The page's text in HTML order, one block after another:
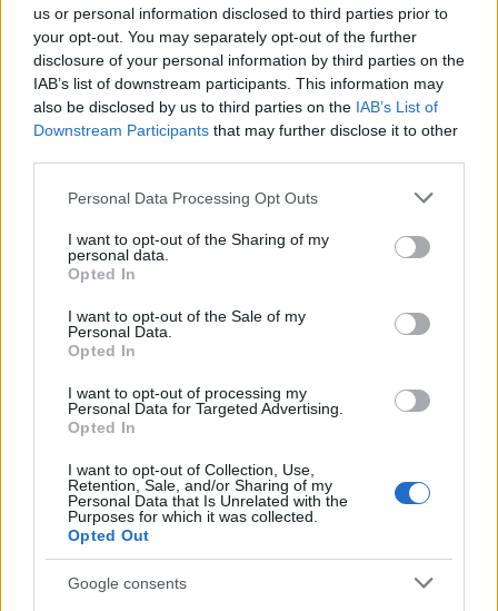
us or personal information disclosed to third parties prior to
your opt-out. You may separately opt-out of the further
disclosure of your personal information by third parties on the
IAB’s list of downstream participants. This information may
also be disclosed by us to third parties on the IAB’s List of
Downstream Participants that may further disclose it to other
Please note that this website/app uses one or more Google
not limited to your visit or usage behaviour. You may click to
grant or deny consent to Google and its third-party tags to
use your data for below specified purposes in below Google
consent section.
Personal Data Processing Opt Outs
I want to opt-out of the Sharing of my
personal data.
Opted In
I want to opt-out of the Sale of my
Personal Data.
Opted In
I want to opt-out of processing my
Personal Data for Targeted Advertising.
Opted In
I want to opt-out of Collection, Use,
Retention, Sale, and/or Sharing of my
Personal Data that Is Unrelated with the
Purposes for which it was collected.
Opted Out
Google consents
ασθενοφόρο του ΕΚΑΒ και παρέλαβε τον νεαρό για
να τον μεταφέρει στο Κέντρο Υγείας Μουδανιών
στη Χαλκιδική. Δυστυχώς, όμως, ο άτυχος νεαρός
κατέληξε.